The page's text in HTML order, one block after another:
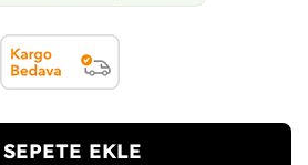
SEPETE EKLE